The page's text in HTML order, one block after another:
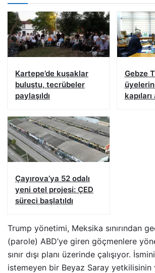
Kartepe’de kuşaklar
buluştu, tecrübeler
paylaşıldı
Gebze
Çayırova’ya 52 odalı
yeni otel projesi: ÇED
süreci başlatıldı
Trump yönetimi, Meksika sınırından
(parole) ABD’ye giren göçmenlere
sınır dışı planı üzerinde çalışıyor.
istemeyen bir Beyaz Saray